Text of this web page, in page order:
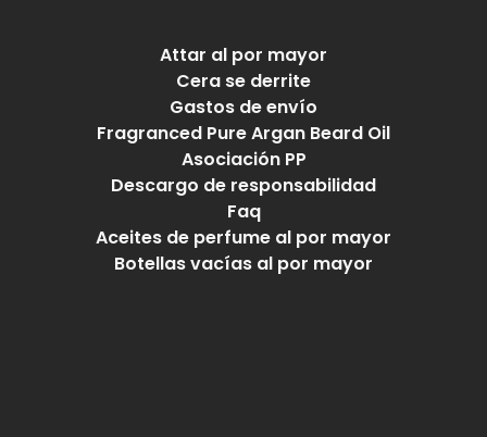
Attar al por mayor
Cera se derrite
Gastos de envío
Fragranced Pure Argan Beard Oil
Asociación PP
Descargo de responsabilidad
Faq
Aceites de perfume al por mayor
Botellas vacías al por mayor